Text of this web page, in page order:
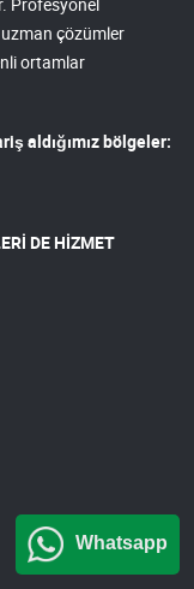
çözümler
ortamlar
aldığımız bölgeler:
DE HİZMET
Whatsapp